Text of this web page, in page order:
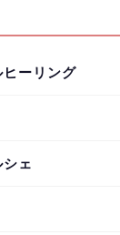
ヒーリング
ェ